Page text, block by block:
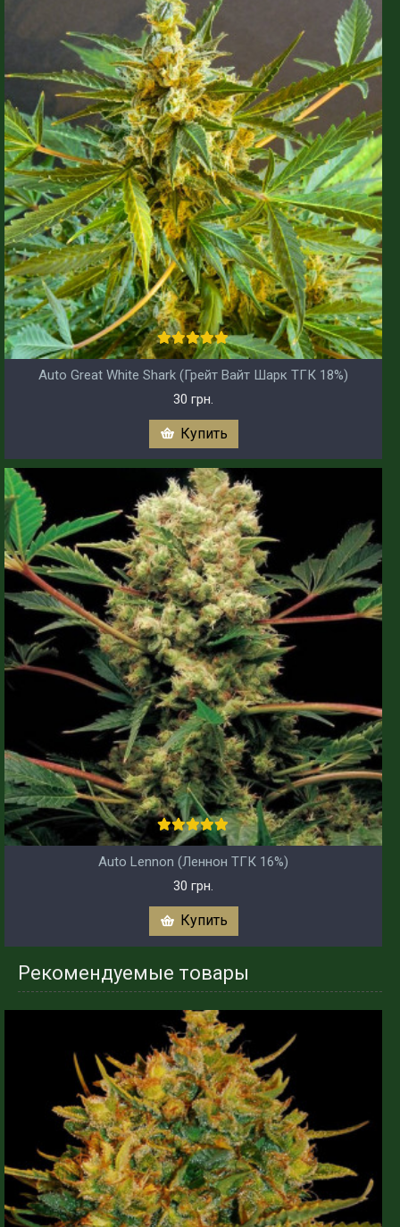
Auto Great White Shark (Грейт Вайт Шарк ТГК 18%)
30 грн.
Купить
Auto Lennon (Леннон ТГК 16%)
30 грн.
Купить
Рекомендуемые товары